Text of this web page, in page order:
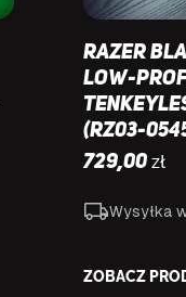
Razer
Low-
(RZ03-
729,00zł
Wysyłka
ZOBACZ